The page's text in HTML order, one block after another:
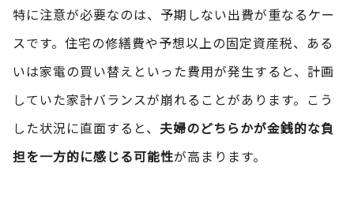
特に注意が必要なのは、予期しない出費が重なるケー
スです。住宅の修繕費や予想以上の固定資産税、ある
いは家電の買い替えといった費用が発生すると、計画
していた家計バランスが崩れることがあります。こう
した状況に直面すると、 夫婦のどちらかが金銭的な負
担を一方的に感じる可能性が高まります。